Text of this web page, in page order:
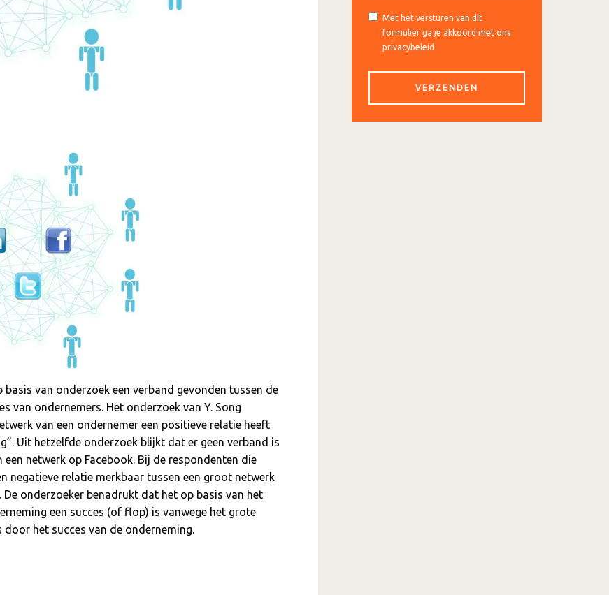
basis van onderzoek een verband gevonden tussen de
van ondernemers. Het onderzoek van Y. Song
van een ondernemer een positieve relatie heeft
Uit hetzelfde onderzoek blijkt dat er geen verband is
netwerk op Facebook. Bij de respondenten die
negatieve relatie merkbaar tussen een groot netwerk
onderzoeker benadrukt dat het op basis van het
een succes (of flop) is vanwege het grote
het succes van de onderneming.
Met het versturen van dit
formulier ga je akkoord met ons
privacybeleid